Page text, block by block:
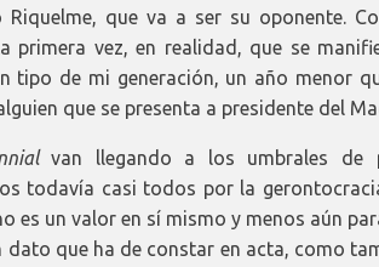
Riquelme, que va a ser su oponente.
primera vez, en realidad, que se
tipo de mi generación, un año menor
que se presenta a presidente del
van llegando a los umbrales de
todavía casi todos por la
es un valor en sí mismo y menos aún
dato que ha de constar en acta, como